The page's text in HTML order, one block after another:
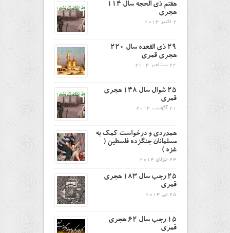
هفتم ذى الحجه سال ۱۱۴
هجرى
2 اکتبر 2014
29 ذی القعده سال 220
هجری قمری
24 سپتامبر 2014
۲۵ شوال سال ۱۴۸ هجری
قمری
21 آگوست 2014
همدردی و درخواست کمک به
مسلمانان جنگزده فلسطین (
غزه )
24 جولای 2014
25 رجب سال 183 هجری
قمری
25 می 2014
15 رجب سال 62 هجری
قمری